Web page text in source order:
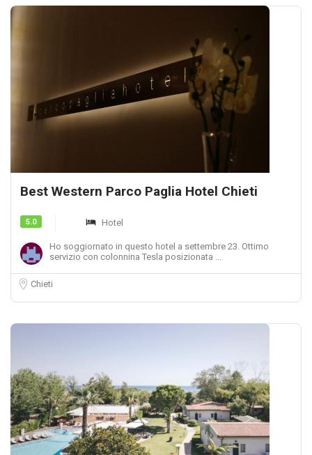
Best Western Parco Paglia Hotel Chieti
5.0 Hotel
Ho soggiornato in questo hotel a settembre 23. Ottimo
servizio con colonnina Tesla posizionata ...
Chieti